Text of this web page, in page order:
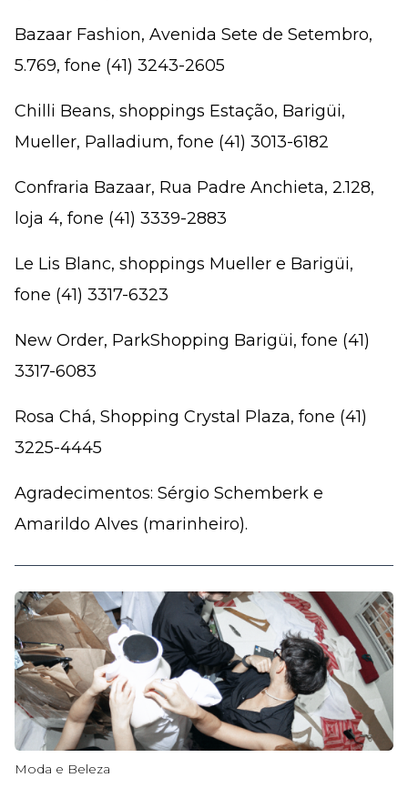
Bazaar Fashion, Avenida Sete de Setembro,
5.769, fone (41) 3243-2605
Chilli Beans, shoppings Estação, Barigüi,
Mueller, Palladium, fone (41) 3013-6182
Confraria Bazaar, Rua Padre Anchieta, 2.128,
loja 4, fone (41) 3339-2883
Le Lis Blanc, shoppings Mueller e Barigüi,
fone (41) 3317-6323
New Order, ParkShopping Barigüi, fone (41)
3317-6083
Rosa Chá, Shopping Crystal Plaza, fone (41)
3225-4445
Agradecimentos: Sérgio Schemberk e
Amarildo Alves (marinheiro).
Moda e Beleza